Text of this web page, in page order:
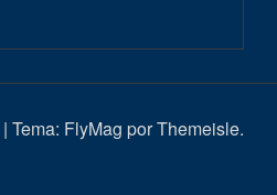
| Tema: FlyMag por Themeisle.